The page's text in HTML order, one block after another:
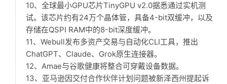
10、全球最小GPU芯片TinyGPU v2.0据悉通过实机测
试。该芯片约有24万个晶体管，具备4-bit双缓冲，以及
存储在QSPI RAM中的8-bit深度缓冲。
11、Webull发布多资产交易与自动化CLI工具，推出
ChatGPT、Claude、Grok原生连接器。
12、Amae与谷歌健康将整合可穿戴设备数据。
13、亚马逊因交付合作伙伴计划问题被新泽西州提起诉